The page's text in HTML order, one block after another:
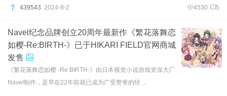
439543 2024-8-2 4530 5
Navel纪念品牌创立20周年最新作《繁花落舞恋
如樱-Re:BIRTH-》已于HIKARI FIELD官网商城
发售
《繁花落舞恋如樱 -Re:BIRTH-》由日本视觉小说游戏资深大厂
Navel制作，是早在22年前就已成为广受赞誉的经 ...